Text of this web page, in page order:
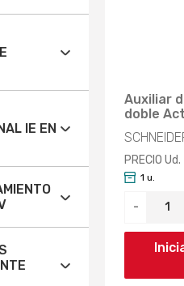
CON
(12)
IE EN
Auxiliar
doble
PRECIO Ud.
-
1 u.